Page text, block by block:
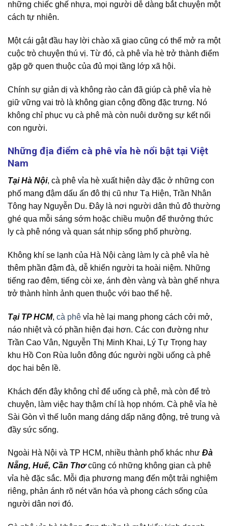
những chiếc ghế nhựa, mọi người dễ dàng bắt chuyện một
cách tự nhiên.
Một cái gật đầu hay lời chào xã giao cũng có thể mở ra một
cuộc trò chuyện thú vị. Từ đó, cà phê vỉa hè trở thành điểm
gặp gỡ quen thuộc của đủ mọi tầng lớp xã hội.
Chính sự giản dị và không rào cản đã giúp cà phê vỉa hè
giữ vững vai trò là không gian cộng đồng đặc trưng. Nó
không chỉ phục vụ cà phê mà còn nuôi dưỡng sự kết nối
con người.
Những địa điểm cà phê vỉa hè nổi bật tại Việt
Nam
Tại Hà Nội, cà phê vỉa hè xuất hiện dày đặc ở những con
phố mang đậm dấu ấn đô thị cũ như Tạ Hiện, Trần Nhân
Tông hay Nguyễn Du. Đây là nơi người dân thủ đô thường
ghé qua mỗi sáng sớm hoặc chiều muộn để thưởng thức
ly cà phê nóng và quan sát nhịp sống phố phường.
Không khí se lạnh của Hà Nội càng làm ly cà phê vỉa hè
thêm phần đậm đà, dễ khiến người ta hoài niệm. Những
tiếng rao đêm, tiếng còi xe, ánh đèn vàng và bàn ghế nhựa
trở thành hình ảnh quen thuộc với bao thế hệ.
Tại TP HCM, cà phê vỉa hè lại mang phong cách cởi mở,
náo nhiệt và có phần hiện đại hơn. Các con đường như
Trần Cao Vân, Nguyễn Thị Minh Khai, Lý Tự Trọng hay
khu Hồ Con Rùa luôn đông đúc người ngồi uống cà phê
dọc hai bên lề.
Khách đến đây không chỉ để uống cà phê, mà còn để trò
chuyện, làm việc hay thậm chí là họp nhóm. Cà phê vỉa hè
Sài Gòn vì thế luôn mang dáng dấp năng động, trẻ trung và
đầy sức sống.
Ngoài Hà Nội và TP HCM, nhiều thành phố khác như Đà
Nẵng, Huế, Cần Thơcũng có những không gian cà phê
vỉa hè đặc sắc. Mỗi địa phương mang đến một trải nghiệm
riêng, phản ánh rõ nét văn hóa và phong cách sống của
người dân nơi đó.